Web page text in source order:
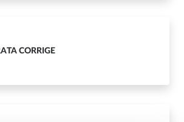
CORRIGE